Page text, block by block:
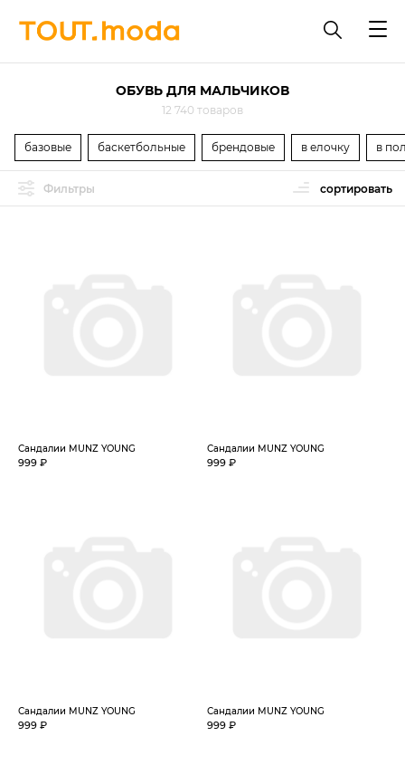
ОБУВЬ ДЛЯ МАЛЬЧИКОВ
12 740 товаров
базовые баскетбольные брендовые в елочку в
Фильтры сортировать
Сандалии MUNZ YOUNG
999 ₽
Сандалии MUNZ YOUNG
999 ₽
Сандалии MUNZ YOUNG
999 ₽
Сандалии MUNZ YOUNG
999 ₽